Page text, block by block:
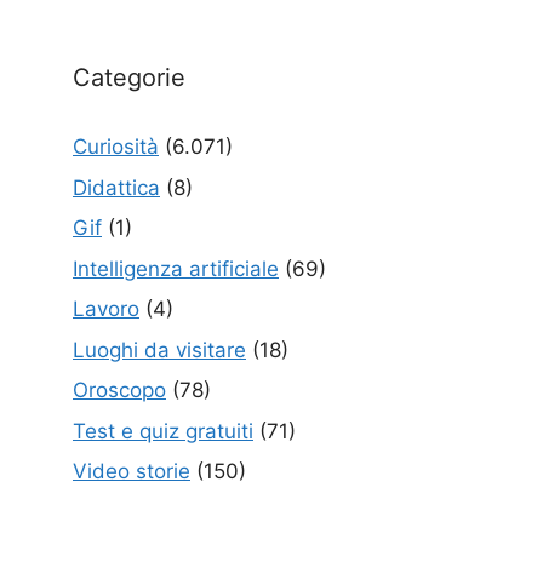
Categorie
Curiosità (6.071)
Didattica (8)
Gif (1)
Intelligenza artificiale (69)
Lavoro (4)
Luoghi da visitare (18)
Oroscopo (78)
Test e quiz gratuiti (71)
Video storie (150)